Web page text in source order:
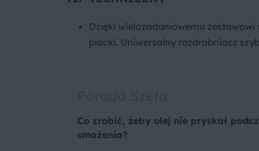
Dzięki wielozadaniowemu zestawowi
placki. Uniwersalny rozdrabniacz
Co zrobić, żeby olej nie pryskał
smażenia?